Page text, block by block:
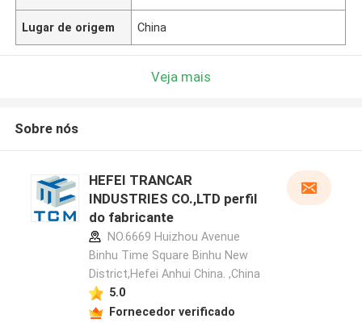
Lugar de origem China
Veja mais
Sobre nós
HEFEI TRANCAR
INDUSTRIES CO.,LTD perfil
do fabricante
NO.6669 Huizhou Avenue
Binhu Time Square Binhu New
District,Hefei Anhui China. ,China
5.0
Fornecedor verificado